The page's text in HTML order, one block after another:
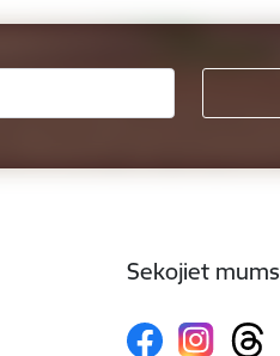
Sekojiet mums